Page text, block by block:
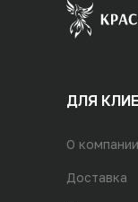
Доставка
О компании
ДЛЯ